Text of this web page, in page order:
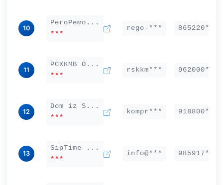
10
РегоРемо...
***
rego-*** 865220***
11
РСККМВ О...
***
rskkm*** 962000***
12
Dom iz S...
***
kompr*** 918800***
13
SipTime ...
***
info@*** 985917***